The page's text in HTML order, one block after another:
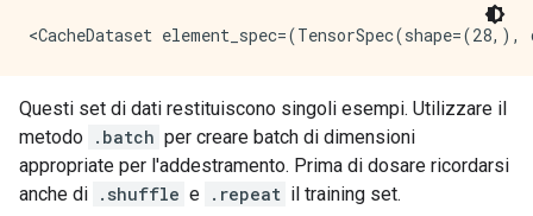
Questi set di dati restituiscono singoli esempi. Utilizzare il
metodo .batch per creare batch di dimensioni
appropriate per l'addestramento. Prima di dosare ricordarsi
anche di .shuffle e .repeat il training set.